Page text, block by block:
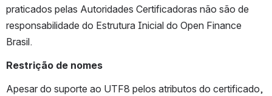
praticados pelas Autoridades Certificadoras não são de
responsabilidade do Estrutura Inicial do Open Finance
Brasil.
Restrição de nomes
Apesar do suporte ao UTF8 pelos atributos do certificado,